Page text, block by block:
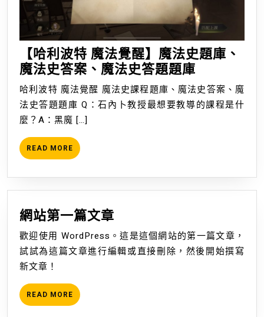
【哈利波特 魔法覺醒】魔法史題庫、
魔法史答案、魔法史答題題庫
利
波
特
醒】
魔
題
庫、
哈利波特 魔法覺醒 魔法史課程題庫、魔法史答案、魔
法史答題題庫 Q：石內卜教授最想要教導的課程是什
麼？A：黑魔 […]
READ MORE READ
MORE
網站第一篇文章
站
第
一
歡迎使用 WordPress。這是這個網站的第一篇文章，
試試為這篇文章進行編輯或直接刪除，然後開始撰寫
新文章！
READ MORE READ
MORE